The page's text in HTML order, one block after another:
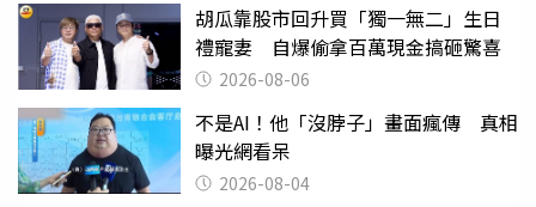
胡瓜靠股市回升買「獨一無二」生日
禮寵妻 自爆偷拿百萬現金搞砸驚喜
2026-08-06
不是AI！他「沒脖子」畫面瘋傳 真相
曝光網看呆
2026-08-04